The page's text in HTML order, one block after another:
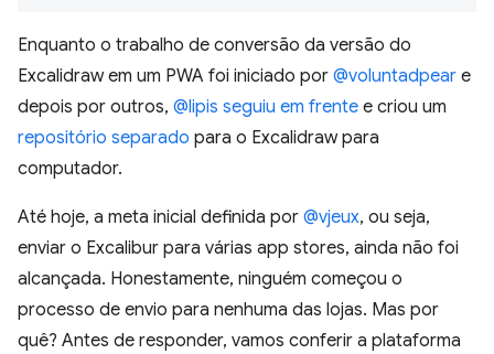
Enquanto o trabalho de conversão da versão do
Excalidraw em um PWA foi iniciado por @voluntadpear e
depois por outros, @lipis seguiu em frente e criou um
repositório separado para o Excalidraw para
computador.
Até hoje, a meta inicial definida por @vjeux, ou seja,
enviar o Excalibur para várias app stores, ainda não foi
alcançada. Honestamente, ninguém começou o
processo de envio para nenhuma das lojas. Mas por
quê? Antes de responder, vamos conferir a plataforma